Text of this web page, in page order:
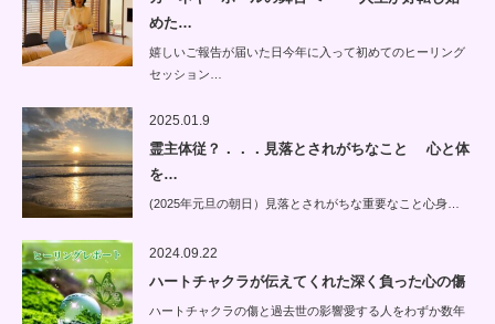
めた…
嬉しいご報告が届いた日今年に入って初めてのヒーリング
セッション…
2025.01.9
霊主体従？．．．見落とされがちなこと 心と体
を…
(2025年元旦の朝日）見落とされがちな重要なこと心身…
2024.09.22
ハートチャクラが伝えてくれた深く負った心の傷
ハートチャクラの傷と過去世の影響愛する人をわずか数年